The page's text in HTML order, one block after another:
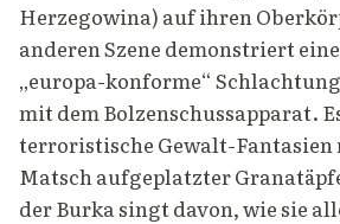
Herzegowina) auf ihren
anderen Szene demonstriert
„europa-konforme“
mit dem Bolzenschussapparat.
terroristische Gewalt-Fantasien
Matsch aufgeplatzter
der Burka singt davon, wie sie